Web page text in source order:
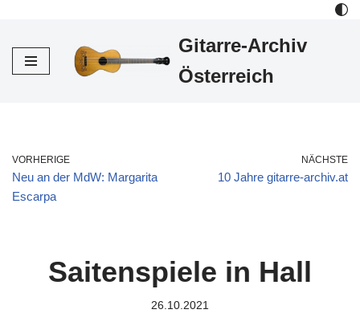
Inhalt
Gitarre-Archiv
Österreich
VORHERIGE
Neu an der MdW: Margarita
Escarpa
NÄCHSTE
10 Jahre gitarre-archiv.at
Saitenspiele in Hall
26.10.2021